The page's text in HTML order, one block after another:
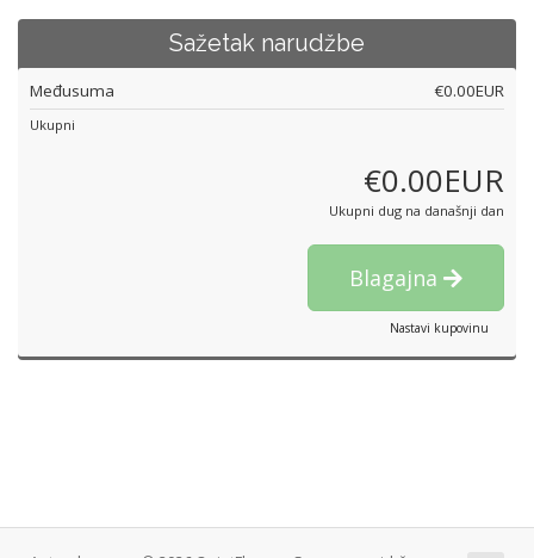
Sažetak narudžbe
Međusuma €0.00EUR
Ukupni
€0.00EUR
Ukupni dug na današnji dan
Blagajna
Nastavi kupovinu